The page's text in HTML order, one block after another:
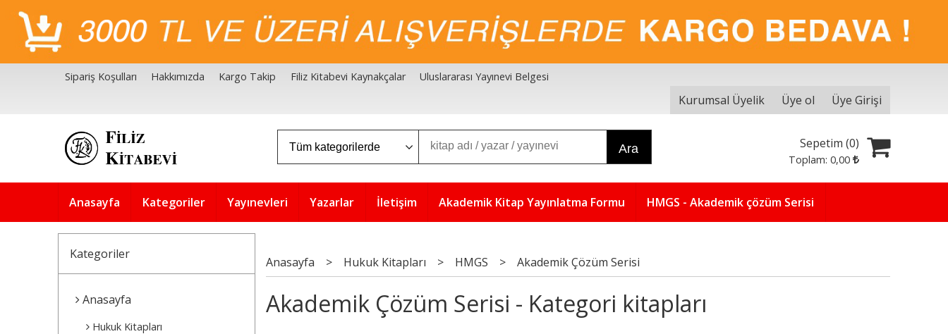
Sipariş Koşulları Hakkımızda Kargo Takip Filiz Kitabevi Kaynakçalar Uluslararası Yayınevi Belgesi
Kurumsal Üyelik Üye ol Üye Girişi
Ara Sepetim (0)
Toplam:0,00
Anasayfa Kategoriler Yayınevleri Yazarlar İletişim Akademik Kitap Yayınlatma Formu HMGS - Akademik çözüm Serisi
Kategoriler
Anasayfa
Hukuk Kitapları
Anasayfa > Hukuk Kitapları > HMGS > Akademik Çözüm Serisi
Akademik Çözüm Serisi - Kategori kitapları